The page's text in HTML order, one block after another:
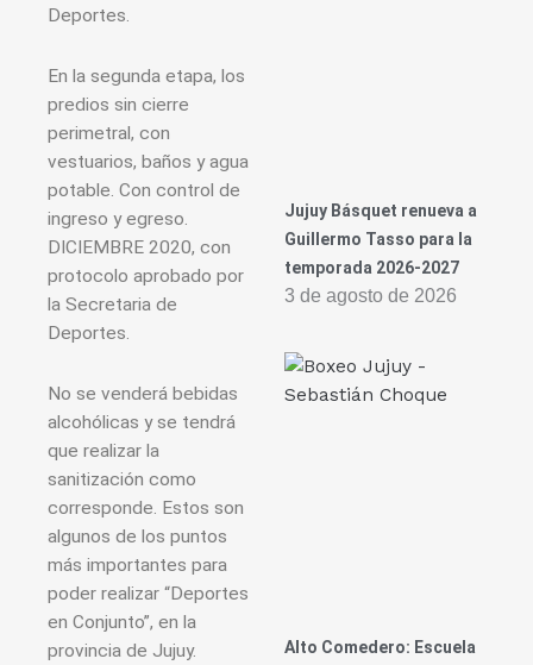
Deportes.
En la segunda etapa, los
predios sin cierre
perimetral, con
vestuarios, baños y agua
potable. Con control de
ingreso y egreso.
DICIEMBRE 2020, con
protocolo aprobado por
la Secretaria de
Deportes.
No se venderá bebidas
alcohólicas y se tendrá
que realizar la
sanitización como
corresponde. Estos son
algunos de los puntos
más importantes para
poder realizar “Deportes
en Conjunto”, en la
provincia de Jujuy.
Jujuy Básquet renueva a
Guillermo Tasso para la
temporada 2026-2027
3 de agosto de 2026
Alto Comedero: Escuela